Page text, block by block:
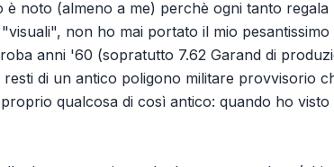
è noto (almeno a me) perchè ogni tanto
non ho mai portato il mio
anni '60 (sopratutto 7.62 Garand di
resti di un antico poligono militare provvisorio
qualcosa di così antico: quando ho